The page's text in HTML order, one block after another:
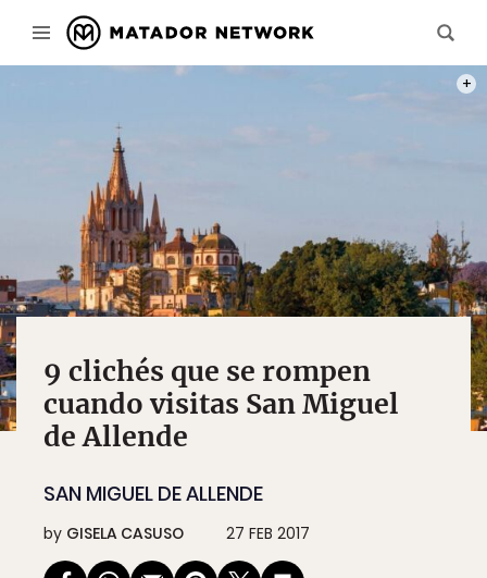
9 clichés que se rompen
cuando visitas San Miguel
de Allende
SAN MIGUEL DE ALLENDE
by GISELA CASUSO 27 FEB 2017